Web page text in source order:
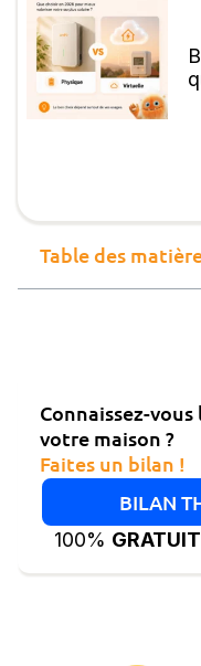
Table des
Connaissez-
votre maison ?
Faites un bilan !
BILAN
100% GRATUIT